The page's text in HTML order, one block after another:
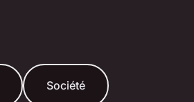
Société